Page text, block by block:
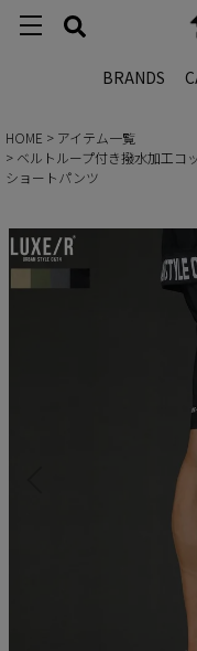
BRANDS
HOME
アイテム一覧
ベルトループ付き撥水加工コ
ショートパンツ